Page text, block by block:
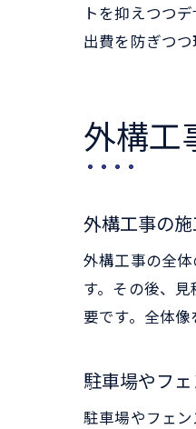
トを抑えつつ
出費を防ぎつ
外構工
外構工事の
外構工事の全
す。その後、
要です。全体
駐車場やフ
駐車場やフェ